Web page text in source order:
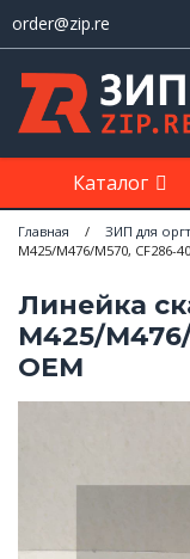
order@zip.re
Каталог
Главная / ЗИП для
M425/M476/M570, CF286-
Линейка
M425/
OEM